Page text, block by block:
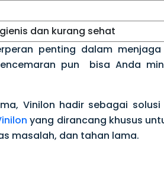
dan kurang sehat
penting dalam menjaga
pun bisa Anda
Vinilon hadir sebagai
yang dirancang khusus
masalah, dan tahan lama.